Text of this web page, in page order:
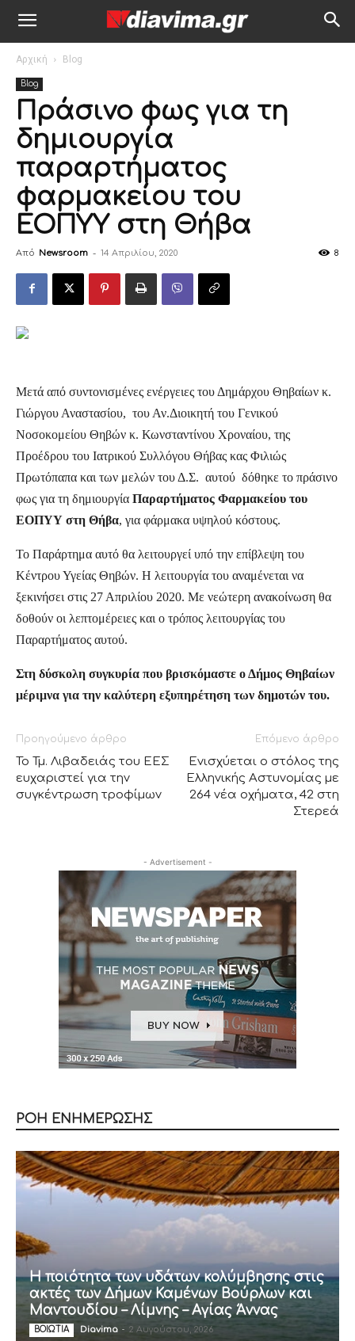
Αρχική Blog
Blog
Πράσινο φως για τη
δημιουργία
παραρτήματος
φαρμακείου του
ΕΟΠΥY στη Θήβα
Από Newsroom - 14 Απριλίου, 2020 8
Μετά από συντονισμένες ενέργειες του Δημάρχου Θηβαίων κ.
Γιώργου Αναστασίου, του Αν.Διοικητή του Γενικού
Νοσοκομείου Θηβών κ. Κωνσταντίνου Χροναίου, της
Προέδρου του Ιατρικού Συλλόγου Θήβας κας Φιλιώς
Πρωτόπαπα και των μελών του Δ.Σ. αυτού δόθηκε το πράσινο
φως για τη δημιουργία Παραρτήματος Φαρμακείου του
ΕΟΠΥΥ στη Θήβα, για φάρμακα υψηλού κόστους.
Το Παράρτημα αυτό θα λειτουργεί υπό την επίβλεψη του
Κέντρου Υγείας Θηβών. Η λειτουργία του αναμένεται να
ξεκινήσει στις 27 Απριλίου 2020. Με νεώτερη ανακοίνωση θα
δοθούν οι λεπτομέρειες και ο τρόπος λειτουργίας του
Παραρτήματος αυτού.
Στη δύσκολη συγκυρία που βρισκόμαστε ο Δήμος Θηβαίων
μέριμνα για την καλύτερη εξυπηρέτηση των δημοτών του.
Προηγούμενο άρθρο
Το Τμ. Λιβαδειάς του ΕΕΣ
ευχαριστεί για την
συγκέντρωση τροφίμων
Επόμενο άρθρο
Ενισχύεται ο στόλος της
Ελληνικής Αστυνομίας με
264 νέα οχήματα, 42 στη
Στερεά
- Advertisement -
ΡΟΗ ΕΝΗΜΕΡΩΣΗΣ
Η ποιότητα των υδάτων κολύμβησης στις
ακτές των Δήμων Καμένων Βούρλων και
Μαντουδίου – Λίμνης – Αγίας Άννας
ΒΟΙΩΤΙΑ Diavima - 2 Αυγούστου, 2026